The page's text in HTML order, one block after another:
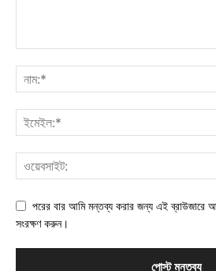
পরের বার আমি মন্তব্য করার জন্য এই ব্রাউজারে
সংরক্ষণ করুন।